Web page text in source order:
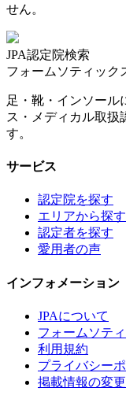
せん。
JPA認定院検索
フォームソティック
足・靴・インソール
ス・メディカル取扱
す。
サービス
認定院を探す
エリアから探す
認定者を探す
愛用者の声
インフォメーション
JPAについて
フォームソテ
利用規約
プライバシー
掲載情報の変